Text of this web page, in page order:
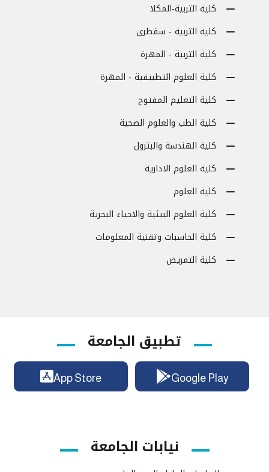
كلية التربية-المكلا
كلية التربية - سقطرى
كلية التربية - المهرة
كلية العلوم التطبيقية - المهرة
كلية التعليم المفتوح
كلية الطب والعلوم الصحية
كلية الهندسة والبترول
كلية العلوم الادارية
كلية العلوم
كلية العلوم البيئية والاحياء البحرية
كلية الحاسبات وتقنية المعلومات
كلية التمريض
تطبيق الجامعة
Google Play
App Store
نيابات الجامعة